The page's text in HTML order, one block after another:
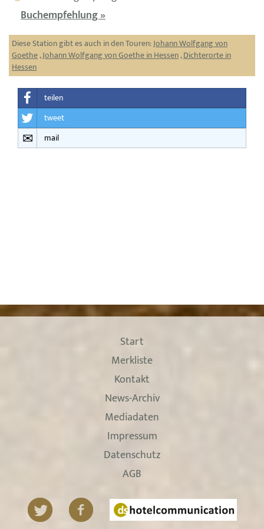
Buchempfehlung »
Diese Station gibt es auch in den Touren:Johann Wolfgang von
Goethe,Johann Wolfgang von Goethe in Hessen,Dichterorte in
Hessen
teilen
tweet
mail
Start
Merkliste
Kontakt
News-Archiv
Mediadaten
Impressum
Datenschutz
AGB